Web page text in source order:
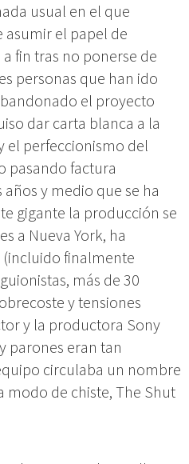
usual en el que
el papel de
fin tras no ponerse de
personas que han ido
el proyecto
dar carta blanca a la
el perfeccionismo del
pasando factura
y medio que se ha
gigante la producción se
a Nueva York, ha
finalmente
más de 30
y tensiones
y la productora Sony
parones eran tan
circulaba un nombre
modo de chiste, The Shut